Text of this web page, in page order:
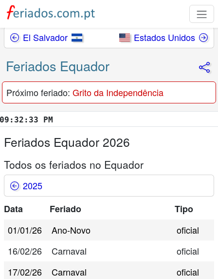
El Salvador Estados Unidos
Feriados Equador
Próximo feriado: Grito da Independência
PM
Feriados Equador 2026
Todos os feriados no Equador
2025
Data
Feriado
Tipo
01/01/26
Ano-Novo
oficial
16/02/26
Carnaval
oficial
17/02/26
Carnaval
oficial